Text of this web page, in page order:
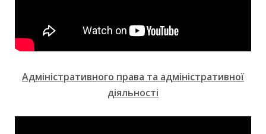
Адміністративного права та адміністративної
діяльності